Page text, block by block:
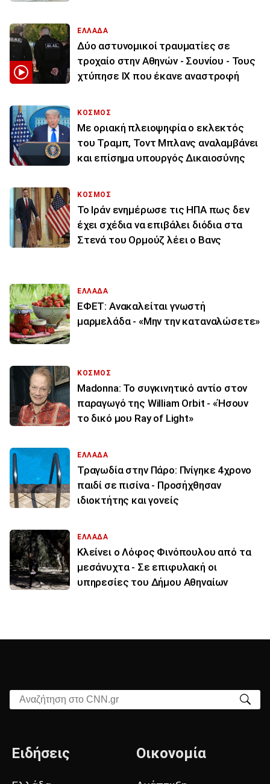
ΕΛΛΑΔΑ
Δύο αστυνομικοί τραυματίες σε
τροχαίο στην Αθηνών - Σουνίου - Τους
χτύπησε ΙΧ που έκανε αναστροφή
ΚΟΣΜΟΣ
Με οριακή πλειοψηφία ο εκλεκτός
του Τραμπ, Τοντ Μπλανς αναλαμβάνει
και επίσημα υπουργός Δικαιοσύνης
ΚΟΣΜΟΣ
To Ιράν ενημέρωσε τις ΗΠΑ πως δεν
έχει σχέδια να επιβάλει διόδια στα
Στενά του Ορμούζ λέει ο Βανς
ΕΛΛΑΔΑ
ΕΦΕΤ: Ανακαλείται γνωστή
μαρμελάδα - «Μην την καταναλώσετε»
ΚΟΣΜΟΣ
Madonna: Το συγκινητικό αντίο στον
παραγωγό της William Orbit - «Ήσουν
το δικό μου Ray of Light»
ΕΛΛΑΔΑ
Τραγωδία στην Πάρο: Πνίγηκε 4χρονο
παιδί σε πισίνα - Προσήχθησαν
ιδιοκτήτης και γονείς
ΕΛΛΑΔΑ
Κλείνει ο Λόφος Φινόπουλου από τα
μεσάνυχτα - Σε επιφυλακή οι
υπηρεσίες του Δήμου Αθηναίων
Αναζήτηση στο CNN.gr
Ειδήσεις Οικονομία